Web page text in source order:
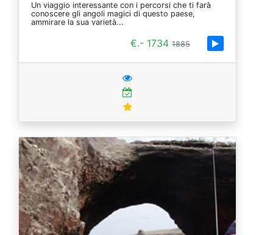
Un viaggio interessante con i percorsi che ti farà
conoscere gli angoli magici di questo paese,
ammirare la sua varietà...
€.- 1734 1885